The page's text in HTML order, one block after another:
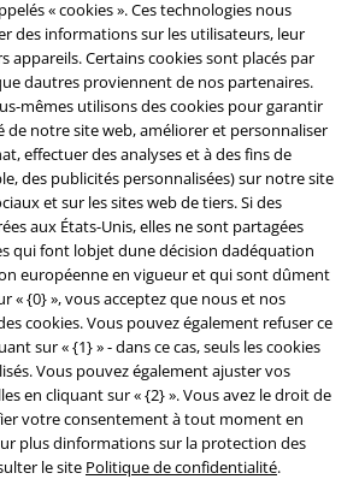
« cookies ». Ces technologies nous
des informations sur les utilisateurs, leur
appareils. Certains cookies sont placés par
dautres proviennent de nos partenaires.
mêmes utilisons des cookies pour garantir
de notre site web, améliorer et personnaliser
effectuer des analyses et à des fins de
des publicités personnalisées) sur notre site
et sur les sites web de tiers. Si des
aux États-Unis, elles ne sont partagées
qui font lobjet dune décision dadéquation
européenne en vigueur et qui sont dûment
« {0} », vous acceptez que nous et nos
cookies. Vous pouvez également refuser ce
sur « {1} » - dans ce cas, seuls les cookies
Vous pouvez également ajuster vos
en cliquant sur « {2} ». Vous avez le droit de
votre consentement à tout moment en
plus dinformations sur la protection des
le site Politique de confidentialité.
et protection de l'environnement